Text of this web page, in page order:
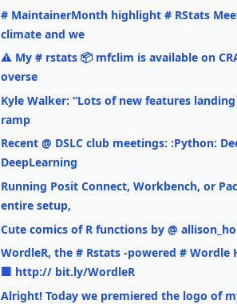
# MaintainerMonth highlight # RStats
climate and we
⚠️ My # rstats 📦️ mfclim is available on
overse
Kyle Walker: “Lots of new features
ramp
Recent @ DSLC club meetings: :Python:
DeepLearning
Running Posit Connect, Workbench, or
entire setup,
Cute comics of R functions by @
WordleR, the # Rstats -powered # Wordle
🟩 http:// bit.ly/WordleR
Alright! Today we premiered the logo of